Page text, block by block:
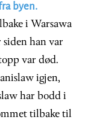
byen.
i Warsawa
han var
var død.
igjen,
har bodd i
tilbake til